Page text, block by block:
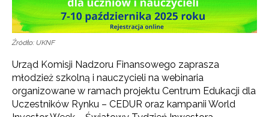
Źródło: UKNF
Urząd Komisji Nadzoru Finansowego zaprasza
młodzież szkolną i nauczycieli na webinaria
organizowane w ramach projektu Centrum Edukacji dla
Uczestników Rynku – CEDUR oraz kampanii World